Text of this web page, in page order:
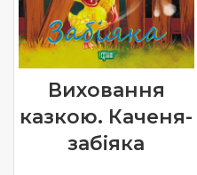
Виховання
казкою. Каченя-
забіяка